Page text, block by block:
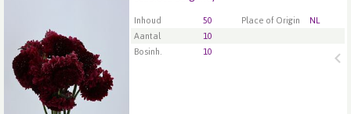
Inhoud 50 Place of Origin
NL
Aantal
10
Bosinh.
10
U moet ingelogd zijn om te kunnen kopen. Klik hier
om in te loggen.